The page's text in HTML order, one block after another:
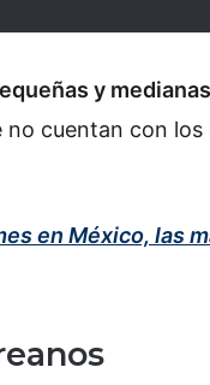
y
no cuentan con
en México, las